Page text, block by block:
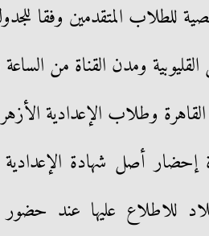
للطلاب المتقدمين وفقا
أصل شهادة الإعدادية
للاطلاع عليها عند